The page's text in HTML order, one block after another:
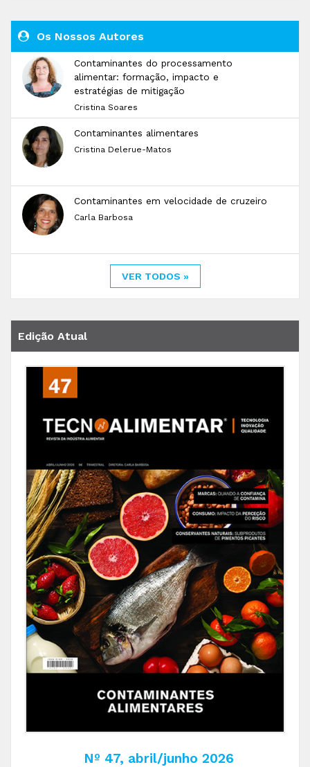
Os Nossos Autores
Contaminantes do processamento
alimentar: formação, impacto e
estratégias de mitigação
Cristina Soares
Contaminantes alimentares
Cristina Delerue-Matos
Contaminantes em velocidade de cruzeiro
Carla Barbosa
VER TODOS »
Edição Atual
Nº 47, abril/junho 2026